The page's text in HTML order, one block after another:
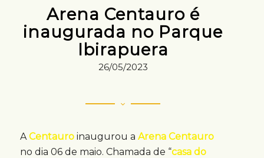
Arena Centauro é
inaugurada no Parque
Ibirapuera
26/05/2023
A Centauro inaugurou a Arena Centauro
no dia 06 de maio. Chamada de “casa do